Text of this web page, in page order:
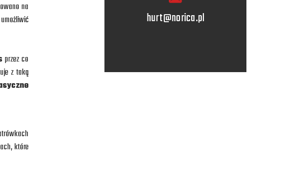
na
przez co
z taką
które
hurt@norica.pl